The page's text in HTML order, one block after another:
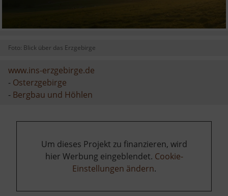
Foto: Blick über das Erzgebirge
www.ins-erzgebirge.de
- Osterzgebirge
- Bergbau und Höhlen
Um dieses Projekt zu finanzieren, wird
hier Werbung eingeblendet. Cookie-
Einstellungen ändern.